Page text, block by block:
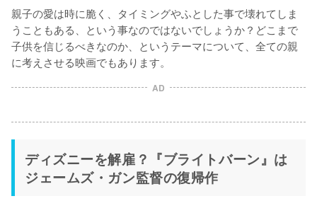
親子の愛は時に脆く、タイミングやふとした事で壊れてしま
うこともある、という事なのではないでしょうか？どこまで
子供を信じるべきなのか、というテーマについて、全ての親
に考えさせる映画でもあります。
AD
ディズニーを解雇？『ブライトバーン』は
ジェームズ・ガン監督の復帰作